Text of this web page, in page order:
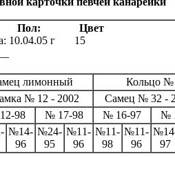
Пол: Цвет
10.04.05 г 15
лимонный
Кольцо №
№ 12 - 2002
Самец № 32 -
98 № 17-98 № 16-97
№
№14-
96
№24-
95
№11-
96
№11-
98
№11-
96
97